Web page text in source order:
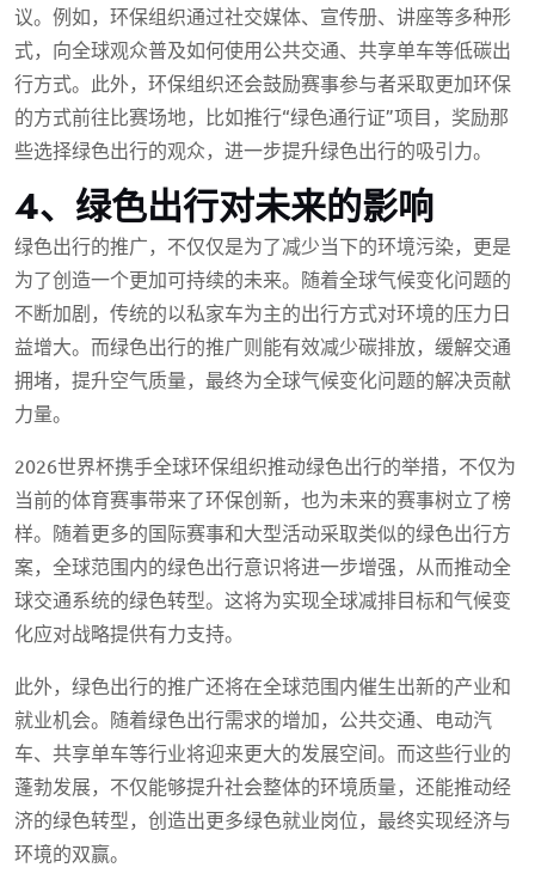
议。例如，环保组织通过社交媒体、宣传册、讲座等多种形
式，向全球观众普及如何使用公共交通、共享单车等低碳出
行方式。此外，环保组织还会鼓励赛事参与者采取更加环保
的方式前往比赛场地，比如推行“绿色通行证”项目，奖励那
些选择绿色出行的观众，进一步提升绿色出行的吸引力。
4、绿色出行对未来的影响
绿色出行的推广，不仅仅是为了减少当下的环境污染，更是
为了创造一个更加可持续的未来。随着全球气候变化问题的
不断加剧，传统的以私家车为主的出行方式对环境的压力日
益增大。而绿色出行的推广则能有效减少碳排放，缓解交通
拥堵，提升空气质量，最终为全球气候变化问题的解决贡献
力量。
2026世界杯携手全球环保组织推动绿色出行的举措，不仅为
当前的体育赛事带来了环保创新，也为未来的赛事树立了榜
样。随着更多的国际赛事和大型活动采取类似的绿色出行方
案，全球范围内的绿色出行意识将进一步增强，从而推动全
球交通系统的绿色转型。这将为实现全球减排目标和气候变
化应对战略提供有力支持。
此外，绿色出行的推广还将在全球范围内催生出新的产业和
就业机会。随着绿色出行需求的增加，公共交通、电动汽
车、共享单车等行业将迎来更大的发展空间。而这些行业的
蓬勃发展，不仅能够提升社会整体的环境质量，还能推动经
济的绿色转型，创造出更多绿色就业岗位，最终实现经济与
环境的双赢。